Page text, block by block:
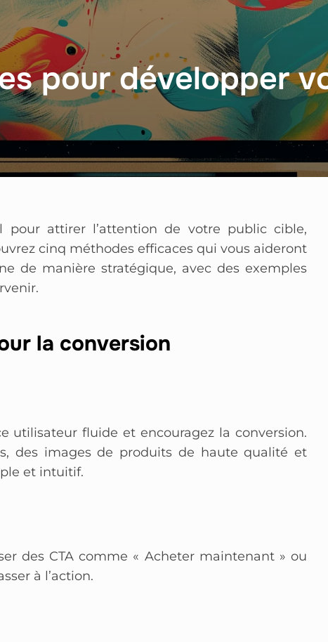
pour développer
attirer l’attention de votre public cible,
cinq méthodes efficaces qui vous aideront
de manière stratégique, avec des exemples
la conversion
utilisateur fluide et encouragez la conversion.
des images de produits de haute qualité et
et intuitif.
des CTA comme « Acheter maintenant » ou
à l’action.